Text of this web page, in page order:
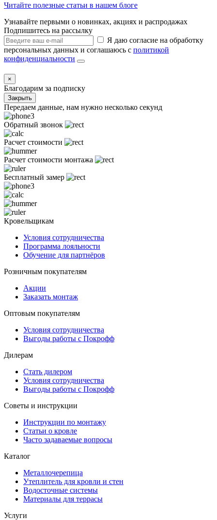
Читайте полезные статьи в нашем блоге
Узнавайте первыми о новинках, акциях и распродажах
Подпишитесь на рассылку
Я даю согласие на обработку
персональных данных и соглашаюсь с политикой
конфиденциальности
×
Благодарим за подписку
Закрыть
Передаем данные, нам нужно несколько секунд
Обратный звонок
Расчет стоимости
Расчет стоимости монтажа
Бесплатный замер
Кровельщикам
Условия сотрудничества
Программа лояльности
Обучение для партнёров
Розничным покупателям
Акции
Заказать монтаж
Оптовым покупателям
Условия сотрудничества
Выгоды работы с Покрофф
Дилерам
Стать дилером
Условия сотрудничества
Выгоды работы с Покрофф
Советы и инструкции
Инструкции по монтажу
Статьи о кровле
Часто задаваемые вопросы
Каталог
Металлочерепица
Утеплитель для кровли и стен
Водосточные системы
Материалы для террасы
Услуги